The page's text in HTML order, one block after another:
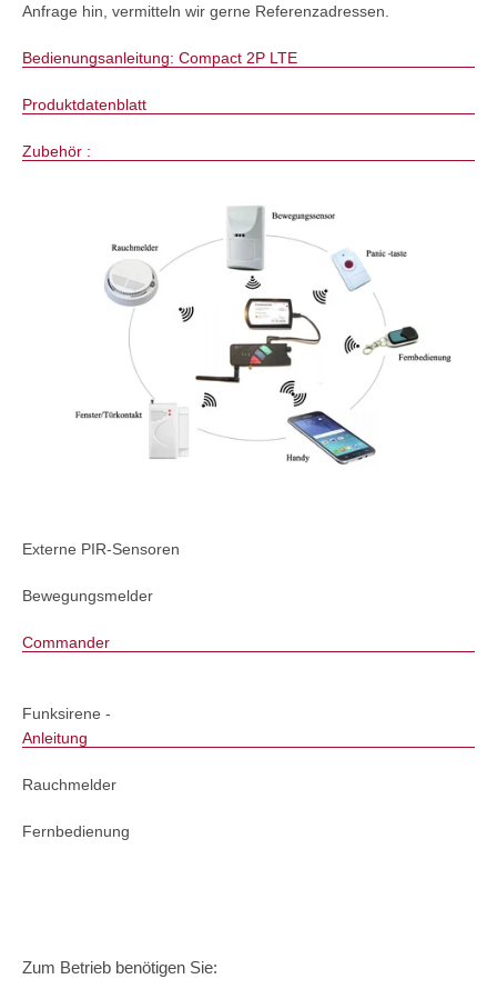
Anfrage hin, vermitteln wir gerne Referenzadressen.
Bedienungsanleitung: Compact 2P LTE
Produktdatenblatt
Zubehör :
Externe PIR-Sensoren
Bewegungsmelder
Commander
Funksirene -
Anleitung
Rauchmelder
Fernbedienung
Zum Betrieb benötigen Sie: